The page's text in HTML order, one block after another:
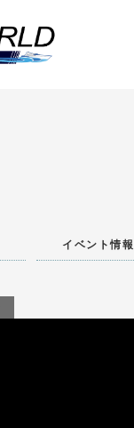
イベント情報